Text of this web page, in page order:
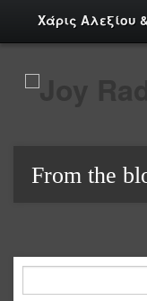
Χάρις Αλεξίου
From the